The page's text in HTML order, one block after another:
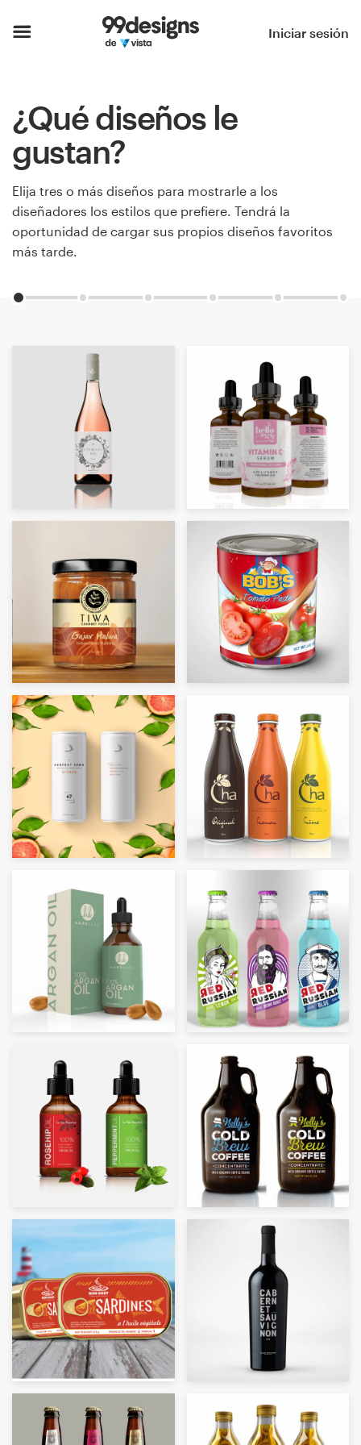
Iniciar sesión
¿Qué diseños le
gustan?
Elija tres o más diseños para mostrarle a los
diseñadores los estilos que prefiere. Tendrá la
oportunidad de cargar sus propios diseños favoritos
más tarde.
Cómo es
Encontrar un diseñador
Inspiración
99designs Pro
Concursos de diseño
Proyectos 1-1
Encontrar un diseñador
Descubra la inspiración
99designs Pro
Obtenga
un
diseño
Diseño de logotipo
Tarjeta de presentación
Diseño de páginas web
Guía de la marca
Explorar todas las categorías
Soporte
+49 30 568 376 73
Centro de ayuda
Recursos
Precios
Hágase diseñador
Blog